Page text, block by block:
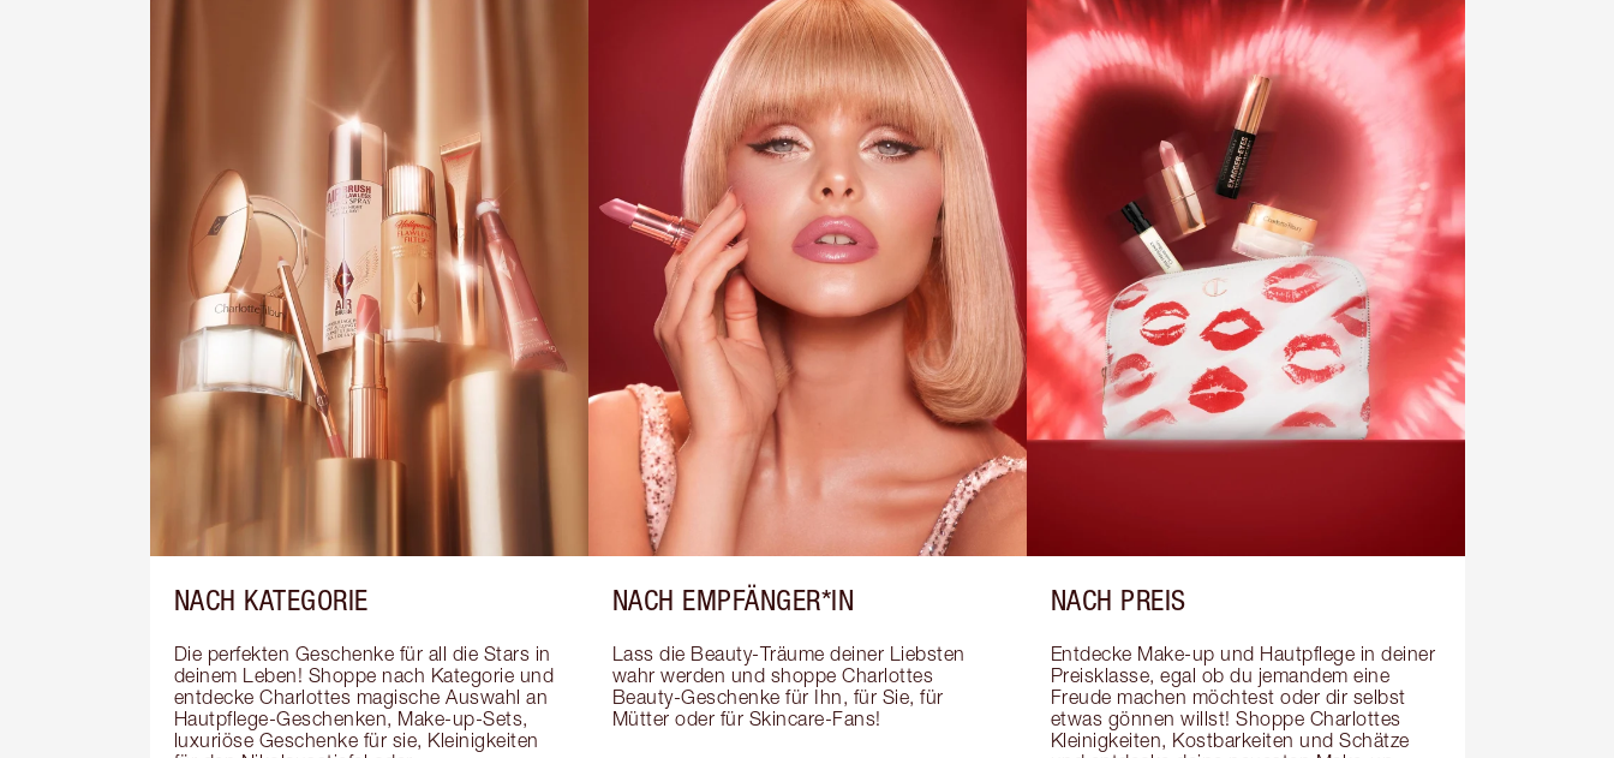
NACH KATEGORIE
Die perfekten Geschenke für all die Stars in
deinem Leben! Shoppe nach Kategorie und
entdecke Charlottes magische Auswahl an
Hautpflege-Geschenken, Make-up-Sets,
luxuriöse Geschenke für sie, Kleinigkeiten
NACH EMPFÄNGER*IN
Lass die Beauty-Träume deiner Liebsten
wahr werden und shoppe Charlottes
Beauty-Geschenke für Ihn, für Sie, für
Mütter oder für Skincare-Fans!
NACH PREIS
Entdecke Make-up und Hautpflege in deiner
Preisklasse, egal ob du jemandem eine
Freude machen möchtest oder dir selbst
etwas gönnen willst! Shoppe Charlottes
Kleinigkeiten, Kostbarkeiten und Schätze